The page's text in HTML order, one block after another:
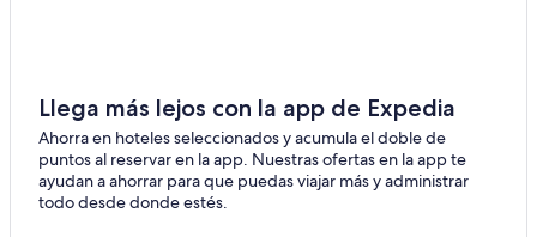
Llega más lejos con la app de Expedia
Ahorra en hoteles seleccionados y acumula el doble de
puntos al reservar en la app. Nuestras ofertas en la app te
ayudan a ahorrar para que puedas viajar más y administrar
todo desde donde estés.